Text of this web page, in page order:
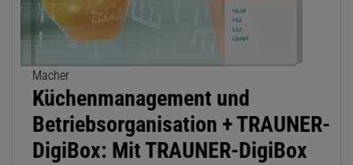
Macher
Küchenmanagement und
Betriebsorganisation + TRAUNER-
DigiBox: Mit TRAUNER-DigiBox